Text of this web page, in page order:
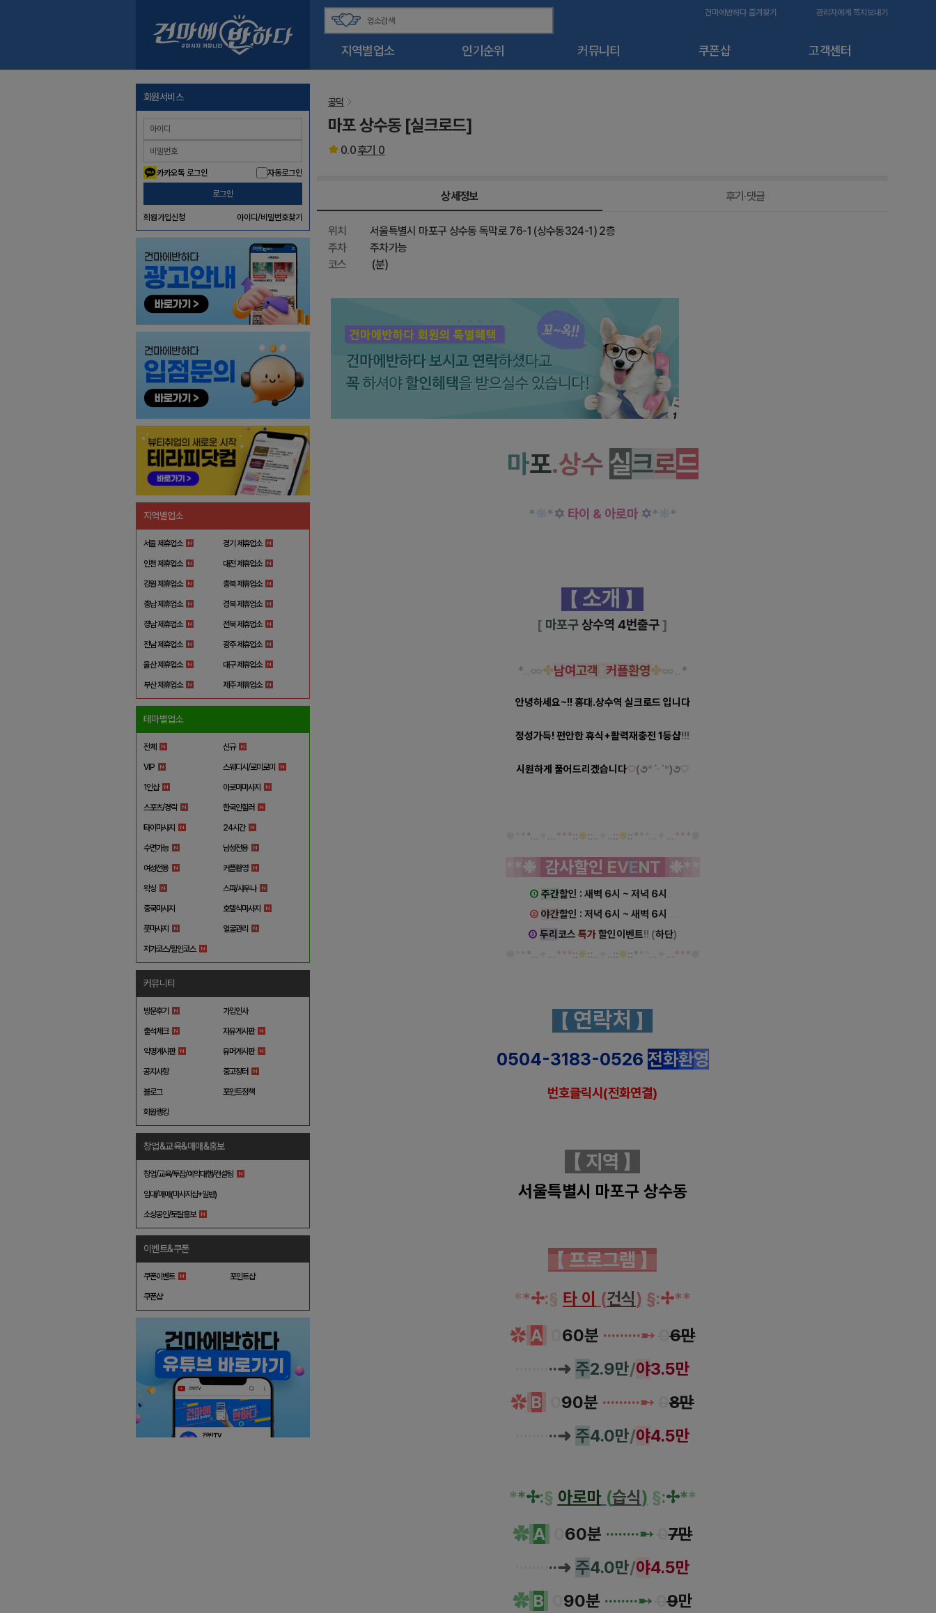
지역별업소 인기순위 커뮤니티 쿠폰샵 고객센터
건마에반하다 즐겨찾기 관리자에게 쪽지보내기
회원서비스
카카오톡 로그인 자동로그인
로그인
회원가입신청 아이디/비밀번호찾기
지역별업소
서울 제휴업소 경기 제휴업소
인천 제휴업소 대전 제휴업소
강원 제휴업소 충북 제휴업소
충남 제휴업소 경북 제휴업소
경남 제휴업소 전북 제휴업소
전남 제휴업소 광주 제휴업소
울산 제휴업소 대구 제휴업소
부산 제휴업소 제주 제휴업소
테마별업소
전체 신규
VIP 스웨디시/로미로미
1인샵 아로마마사지
스포츠/경락 한국인힐러
타이마사지 24시간
수면가능 남성전용
여성전용 커플환영
왁싱 스파/사우나
중국마사지 호텔식마사지
풋마사지 얼굴관리
저가코스/할인코스
커뮤니티
방문후기 가입인사
출석체크 자유게시판
익명게시판 유머게시판
공지사항 중고장터
블로그 포인트정책
회원랭킹
창업&교육&매매&홍보
창업/교육/투잡/예약대행/컨설팅
임대/매매(마사지샵+일반)
소상공인/토탈홍보
이벤트&쿠폰
쿠폰이벤트 포인트샵
쿠폰샵
공덕
마포 상수동 [실크로드]
0.0후기 0
상세정보 후기·댓글
위치
서울특별시 마포구 상수동 독막로 76-1 (상수동324-1) 2층
주차
주차가능
코스
(분)
마포.상수 실크로드
* *✡ 타이 & 아로마 ✡* *
【 소개 】
[ 마포구상수역 4번출구]
*‥ ✤남여고객 커플환영✤∞ *
안녕하세요~!! 홍대.상수역 실크로드 입니다
정성가득! 편안한 휴식+활력재충전 1등샵!!!
시원하게 풀어드리겠습니다 (૭* ˊᵕ ˋ*)૭
*… *** ::❊:: ::❊:: * * * *
❉ 감사할인 EVENT ❉*
① 주간할인 : 새벽 6시 ~ 저녁 6시
② 야간할인 : 저녁 6시 ~ 새벽 6시
③ 두리 코스 특가할인이벤트!! (하단)
*… *** ::❊:: ::❊:: * * * *
【 연락처 】
0504-3183-0526 전화환영
번호클릭시(전화연결)
【 지역 】
서울특별시 마포구 상수동
【 프로그램 】
**✢:§ 타 이 (건식) §:✢**
✿ A 60분 ·········➸ 06만
··➜ 주2.9만/야3.5만
✿ B 90분 ·········➸
8만
··➜ 주4.0만/야4.5만
**✢:§ 아로마 (습식) §:✢**
✿ A 60분 ········➸07만
··➜ 주4.0만/야4.5만
✿ B 90분 ········➸09만